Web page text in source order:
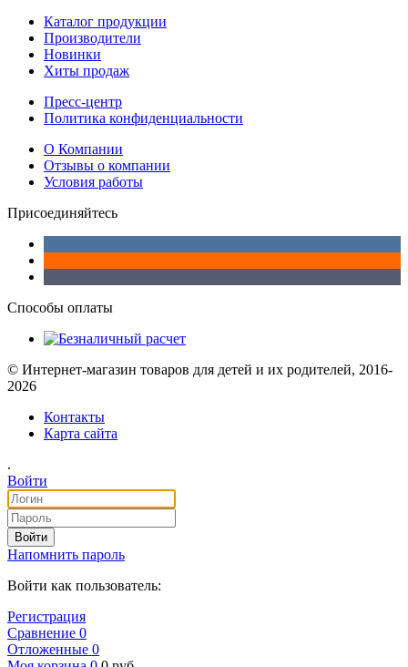
Каталог продукции
Производители
Новинки
Хиты продаж
Пресс-центр
Политика конфиденциальности
О Компании
Отзывы о компании
Условия работы
Присоединяйтесь
Способы оплаты
© Интернет-магазин товаров для детей и их родителей, 2016-
2026
Контакты
Карта сайта
.
Войти
Войти
Напомнить пароль
Войти как пользователь:
Регистрация
Сравнение 0
Отложенные 0